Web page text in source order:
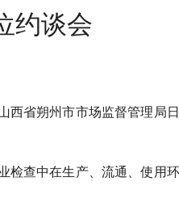
约谈会
西省朔州市市场监督管理局
检查中在生产、流通、使用